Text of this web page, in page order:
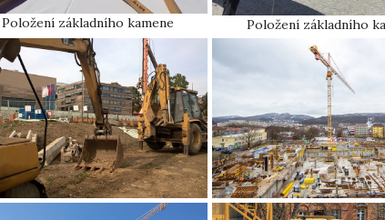
Položení základního kamene Položení základního